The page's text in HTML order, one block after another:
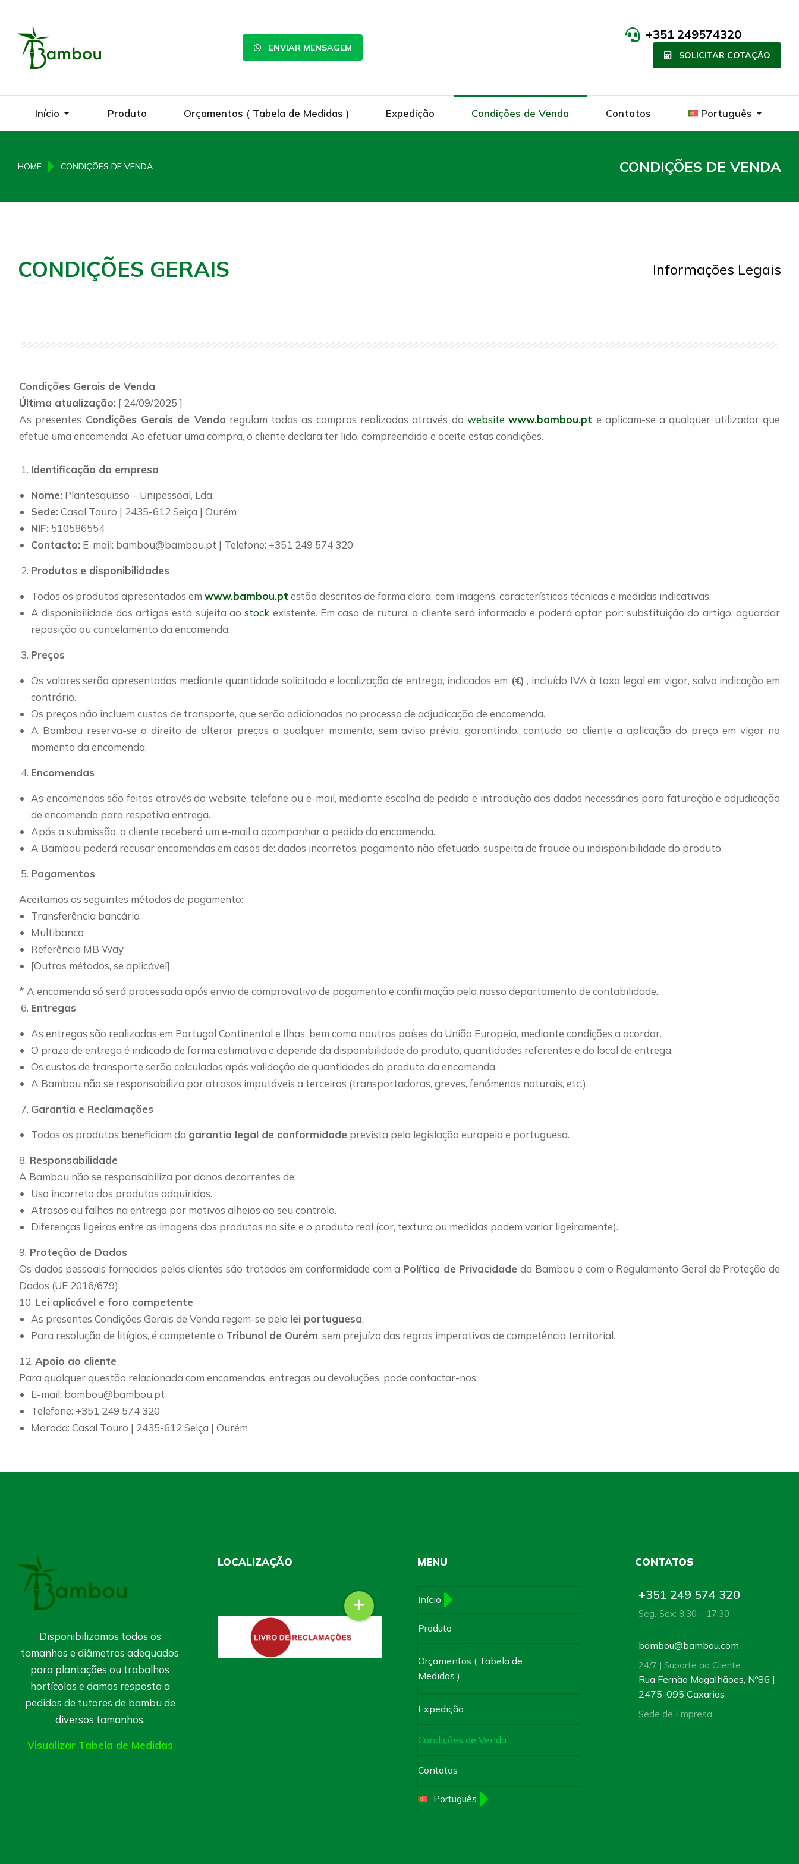
ENVIAR MENSAGEM
+351 249574320
SOLICITAR COTAÇÃO
Início Produto Orçamentos ( Tabela de Medidas ) Expedição Condições de Venda Contatos Português
You are here:
HOME CONDIÇÕES DE VENDA CONDIÇÕES DE VENDA
CONDIÇÕES GERAIS Informações Legais
Condições Gerais de Venda
Última atualização: [ 24/09/2025 ]
As presentes Condições Gerais de Venda regulam todas as compras realizadas através do website www.bambou.pt e aplicam-se a qualquer utilizador que
efetue uma encomenda. Ao efetuar uma compra, o cliente declara ter lido, compreendido e aceite estas condições.
Identificação da empresa
Nome: Plantesquisso – Unipessoal, Lda.
Sede: Casal Touro | 2435-612 Seiça | Ourém
NIF: 510586554
Contacto: E-mail: bambou@bambou.pt | Telefone: +351 249 574 320
Produtos e disponibilidades
Todos os produtos apresentados em www.bambou.pt estão descritos de forma clara, com imagens, características técnicas e medidas indicativas.
A disponibilidade dos artigos está sujeita aostock existente. Em caso de rutura, o cliente será informado e poderá optar por: substituição do artigo, aguardar
reposição ou cancelamento da encomenda.
Preços
Os valores serão apresentados mediante quantidade solicitada e localização de entrega, indicados em (€) , incluído IVA à taxa legal em vigor, salvo indicação em
contrário.
Os preços não incluem custos de transporte, que serão adicionados no processo de adjudicação de encomenda.
A Bambou reserva-se o direito de alterar preços a qualquer momento, sem aviso prévio, garantindo, contudo ao cliente a aplicação do preço em vigor no
momento da encomenda.
Encomendas
As encomendas são feitas através do website, telefone ou e-mail, mediante escolha de pedido e introdução dos dados necessários para faturação e adjudicação
de encomenda para respetiva entrega.
Após a submissão, o cliente receberá um e-mail a acompanhar o pedido da encomenda.
A Bambou poderá recusar encomendas em casos de: dados incorretos, pagamento não efetuado, suspeita de fraude ou indisponibilidade do produto.
Pagamentos
Aceitamos os seguintes métodos de pagamento:
Transferência bancária
Multibanco
Referência MB Way
[Outros métodos, se aplicável]
* A encomenda só será processada após envio de comprovativo de pagamento e confirmação pelo nosso departamento de contabilidade.
Entregas
As entregas são realizadas em Portugal Continental e Ilhas, bem como noutros países da União Europeia, mediante condições a acordar.
O prazo de entrega é indicado de forma estimativa e depende da disponibilidade do produto, quantidades referentes e do local de entrega.
Os custos de transporte serão calculados após validação de quantidades do produto da encomenda.
A Bambou não se responsabiliza por atrasos imputáveis a terceiros (transportadoras, greves, fenómenos naturais, etc.).
Garantia e Reclamações
Todos os produtos beneficiam da garantia legal de conformidade prevista pela legislação europeia e portuguesa.
8. Responsabilidade
A Bambou não se responsabiliza por danos decorrentes de:
Uso incorreto dos produtos adquiridos.
Atrasos ou falhas na entrega por motivos alheios ao seu controlo.
Diferenças ligeiras entre as imagens dos produtos no site e o produto real (cor, textura ou medidas podem variar ligeiramente).
9. Proteção de Dados
Os dados pessoais fornecidos pelos clientes são tratados em conformidade com a Política de Privacidade da Bambou e com o Regulamento Geral de Proteção de
Dados (UE 2016/679).
10. Lei aplicável e foro competente
As presentes Condições Gerais de Venda regem-se pela lei portuguesa.
Para resolução de litígios, é competente o Tribunal de Ourém, sem prejuízo das regras imperativas de competência territorial.
12. Apoio ao cliente
Para qualquer questão relacionada com encomendas, entregas ou devoluções, pode contactar-nos:
E-mail: bambou@bambou.pt
Telefone: +351 249 574 320
Morada: Casal Touro | 2435-612 Seiça | Ourém
Disponibilizamos todos os
tamanhos e diâmetros adequados
para plantações ou trabalhos
hortícolas e damos resposta a
pedidos de tutores de bambu de
diversos tamanhos.
Visualizar Tabela de Medidas
LOCALIZAÇÃO
−
Tiles © Esri — Source: Esri, i-cubed, USDA, USGS, AEX,
+
MENU
Início
Produto
Orçamentos ( Tabela de
Medidas )
Expedição
Condições de Venda
Contatos
Português
CONTATOS
+351 249 574 320
Seg.-Sex: 8:30 – 17:30
bambou@bambou.com
24/7 | Suporte ao Cliente
Rua Fernão Magalhãoes, Nº86 |
2475-095 Caxarias
Sede de Empresa